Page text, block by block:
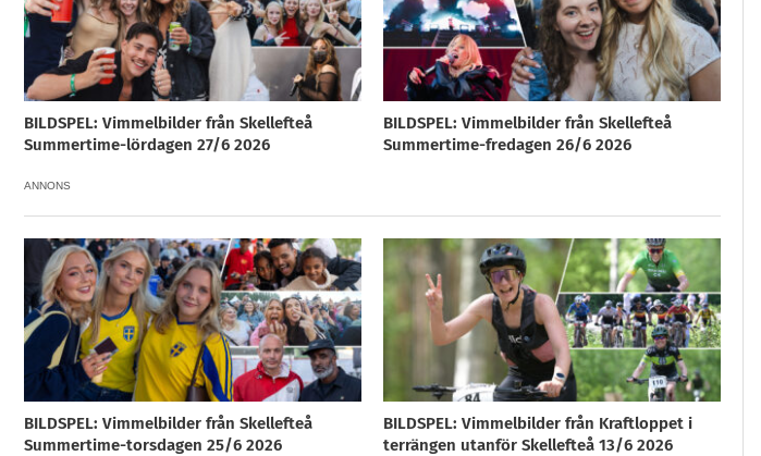
BILDSPEL: Vimmelbilder från Skellefteå
Summertime-lördagen 27/6 2026
BILDSPEL: Vimmelbilder från Skellefteå
Summertime-fredagen 26/6 2026
ANNONS
BILDSPEL: Vimmelbilder från Skellefteå
Summertime-torsdagen 25/6 2026
BILDSPEL: Vimmelbilder från Kraftloppet i
terrängen utanför Skellefteå 13/6 2026